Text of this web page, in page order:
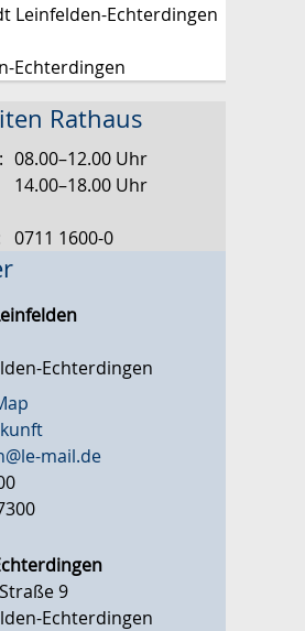
Leinfelden-Echterdingen
Echterdingen
Rathaus
08.00–12.00 Uhr
14.00–18.00 Uhr
0711 1600-0
Echterdingen
mail.de
9
Echterdingen